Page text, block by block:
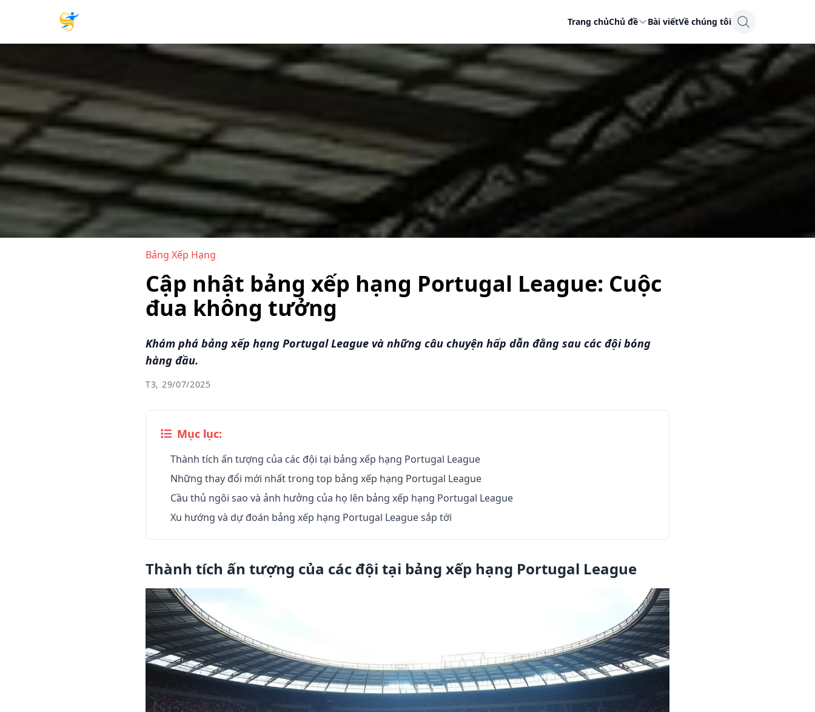
Trang chủChủ đề Bài viếtVề chúng tôi
Bảng Xếp Hạng
Cập nhật bảng xếp hạng Portugal League: Cuộc
đua không tưởng
Khám phá bảng xếp hạng Portugal League và những câu chuyện hấp dẫn đằng sau các đội bóng
hàng đầu.
T3, 29/07/2025
Mục lục:
Thành tích ấn tượng của các đội tại bảng xếp hạng Portugal League
Những thay đổi mới nhất trong top bảng xếp hạng Portugal League
Cầu thủ ngôi sao và ảnh hưởng của họ lên bảng xếp hạng Portugal League
Xu hướng và dự đoán bảng xếp hạng Portugal League sắp tới
Thành tích ấn tượng của các đội tại bảng xếp hạng Portugal League